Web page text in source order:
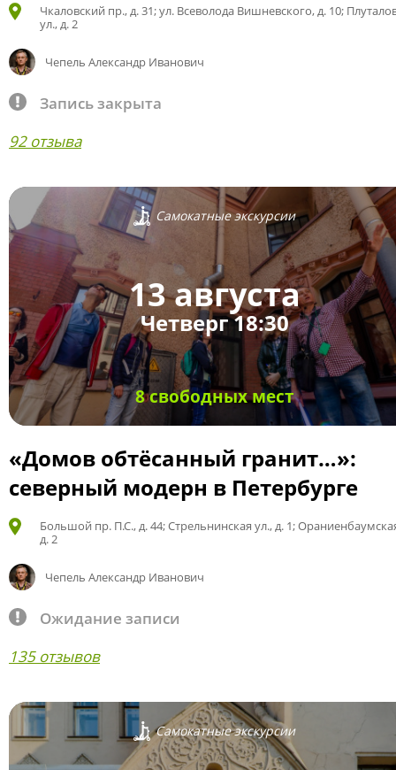
Чкаловский пр., д. 31; ул. Всеволода Вишневского, д. 10;
ул., д. 2
Чепель Александр Иванович
Запись закрыта
92 отзыва
Самокатные экскурсии
13 августа
Четверг 18:30
8 свободных мест
«Домов обтёсанный гранит…»:
северный модерн в Петербурге
Большой пр. П.С., д. 44; Стрельнинская ул., д. 1;
д. 2
Чепель Александр Иванович
Ожидание записи
135 отзывов
Самокатные экскурсии